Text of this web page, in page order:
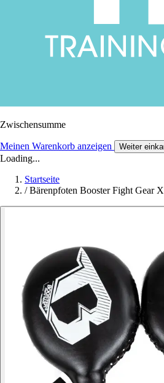
Zwischensumme
Meinen Warenkorb anzeigen Weiter
Loading...
Startseite
/ Bärenpfoten Booster Fight Gear